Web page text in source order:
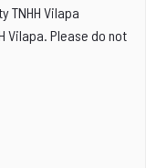
TNHH Vilapa
Vilapa. Please do not